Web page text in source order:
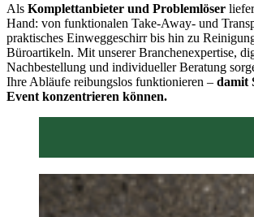
Als Komplettanbieter und Problemlöser
Hand: von funktionalen Take-Away- und
praktisches Einweggeschirr bis hin zu
Büroartikeln. Mit unserer Branchenexpertise,
Nachbestellung und individueller Beratung
Ihre Abläufe reibungslos funktionieren – damit
Event konzentrieren können.